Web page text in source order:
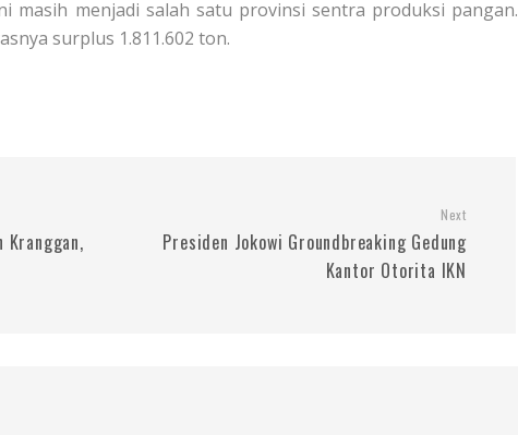
masih menjadi salah satu provinsi sentra produksi pangan.
surplus 1.811.602 ton.
Kranggan,
Next
Presiden Jokowi Groundbreaking Gedung
Kantor Otorita IKN